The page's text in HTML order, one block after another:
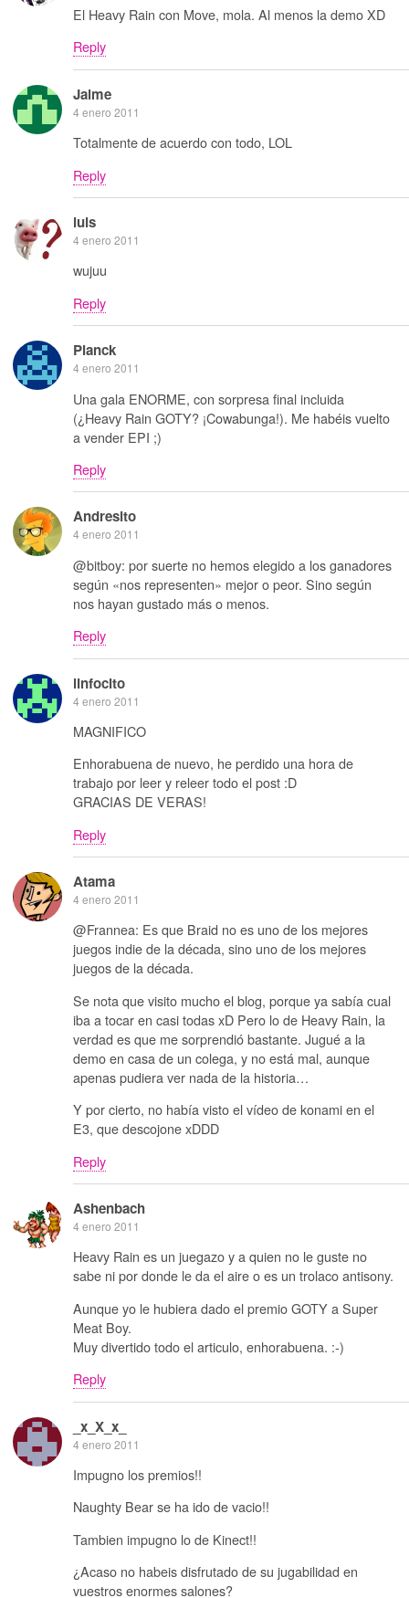
El Heavy Rain con Move, mola. Al menos la demo XD
Reply
Jaime
4 enero 2011
Totalmente de acuerdo con todo, LOL
Reply
luis
4 enero 2011
wujuu
Reply
Planck
4 enero 2011
Una gala ENORME, con sorpresa final incluida
(¿Heavy Rain GOTY? ¡Cowabunga!). Me habéis vuelto
a vender EPI ;)
Reply
Andresito
4 enero 2011
@bitboy: por suerte no hemos elegido a los ganadores
según «nos representen» mejor o peor. Sino según
nos hayan gustado más o menos.
Reply
linfocito
4 enero 2011
MAGNIFICO
Enhorabuena de nuevo, he perdido una hora de
trabajo por leer y releer todo el post :D
GRACIAS DE VERAS!
Reply
Atama
4 enero 2011
@Frannea: Es que Braid no es uno de los mejores
juegos indie de la década, sino uno de los mejores
juegos de la década.
Se nota que visito mucho el blog, porque ya sabía cual
iba a tocar en casi todas xD Pero lo de Heavy Rain, la
verdad es que me sorprendió bastante. Jugué a la
demo en casa de un colega, y no está mal, aunque
apenas pudiera ver nada de la historia…
Y por cierto, no había visto el vídeo de konami en el
E3, que descojone xDDD
Reply
Ashenbach
4 enero 2011
Heavy Rain es un juegazo y a quien no le guste no
sabe ni por donde le da el aire o es un trolaco antisony.
Aunque yo le hubiera dado el premio GOTY a Super
Meat Boy.
Muy divertido todo el articulo, enhorabuena. :-)
Reply
_x_X_x_
4 enero 2011
Impugno los premios!!
Naughty Bear se ha ido de vacio!!
Tambien impugno lo de Kinect!!
¿Acaso no habeis disfrutado de su jugabilidad en
vuestros enormes salones?